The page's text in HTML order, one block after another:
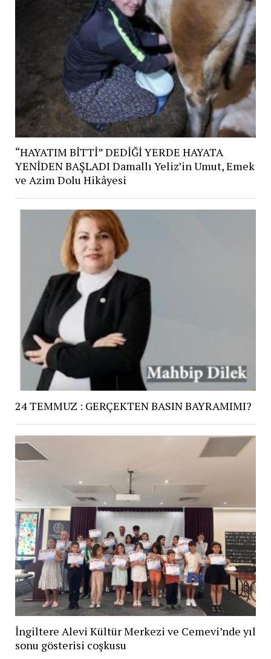
“HAYATIM BİTTİ” DEDİĞİ YERDE HAYATA
YENİDEN BAŞLADI Damallı Yeliz’in Umut, Emek
ve Azim Dolu Hikâyesi
24 TEMMUZ : GERÇEKTEN BASIN BAYRAMIMI?
İngiltere Alevi Kültür Merkezi ve Cemevi’nde yıl
sonu gösterisi coşkusu